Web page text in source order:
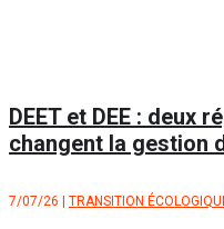
DEET et DEE : deux
changent la gestion
7/07/26 TRANSITION